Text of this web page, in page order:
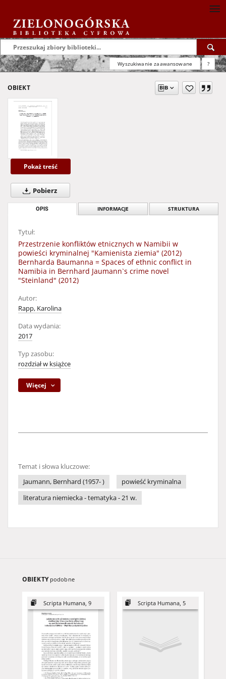
Wyszukiwanie zaawansowane ?
OBIEKT
Pokaż treść
Pobierz
OPIS INFORMACJE STRUKTURA
Tytuł:
Przestrzenie konfliktów etnicznych w Namibii w
powieści kryminalnej "Kamienista ziemia" (2012)
Bernharda Baumanna = Spaces of ethnic conflict in
Namibia in Bernhard Jaumann`s crime novel
"Steinland" (2012)
Autor:
Rapp, Karolina
Data wydania:
2017
Typ zasobu:
rozdział w książce
Więcej
Temat i słowa kluczowe:
Jaumann, Bernhard (1957- )
powieść kryminalna
literatura niemiecka - tematyka - 21 w.
OBIEKTY podobne
Scripta Humana, 9 Scripta Humana, 5